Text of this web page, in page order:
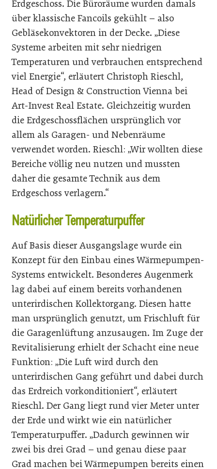
Erdgeschoss. Die Büroräume wurden damals
über klassische Fancoils gekühlt – also
Gebläsekonvektoren in der Decke. „Diese
Systeme arbeiten mit sehr niedrigen
Temperaturen und verbrauchen entsprechend
viel Energie“, erläutert Christoph Rieschl,
Head of Design & Construction Vienna bei
Art-Invest Real Estate. Gleichzeitig wurden
die Erdgeschossflächen ursprünglich vor
allem als Garagen- und Nebenräume
verwendet worden. Rieschl: „Wir wollten diese
Bereiche völlig neu nutzen und mussten
daher die gesamte Technik aus dem
Erdgeschoss verlagern.“
Natürlicher Temperaturpuffer
Auf Basis dieser Ausgangslage wurde ein
Konzept für den Einbau eines Wärmepumpen-
Systems entwickelt. Besonderes Augenmerk
lag dabei auf einem bereits vorhandenen
unterirdischen Kollektorgang. Diesen hatte
man ursprünglich genutzt, um Frischluft für
die Garagenlüftung anzusaugen. Im Zuge der
Revitalisierung erhielt der Schacht eine neue
Funktion: „Die Luft wird durch den
unterirdischen Gang geführt und dabei durch
das Erdreich vorkonditioniert“, erläutert
Rieschl. Der Gang liegt rund vier Meter unter
der Erde und wirkt wie ein natürlicher
Temperaturpuffer. „Dadurch gewinnen wir
zwei bis drei Grad – und genau diese paar
Grad machen bei Wärmepumpen bereits einen